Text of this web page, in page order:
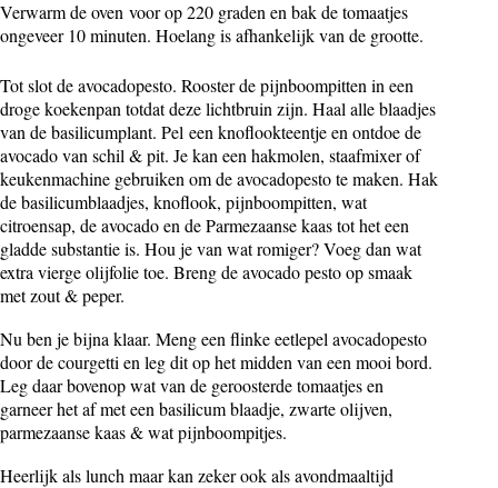
Verwarm de oven voor op 220 graden en bak de tomaatjes
ongeveer 10 minuten. Hoelang is afhankelijk van de grootte.
Tot slot de avocadopesto. Rooster de pijnboompitten in een
droge koekenpan totdat deze lichtbruin zijn. Haal alle blaadjes
van de basilicumplant. Pel een knoflookteentje en ontdoe de
avocado van schil & pit. Je kan een hakmolen, staafmixer of
keukenmachine gebruiken om de avocadopesto te maken. Hak
de basilicumblaadjes, knoflook, pijnboompitten, wat
citroensap, de avocado en de Parmezaanse kaas tot het een
gladde substantie is. Hou je van wat romiger? Voeg dan wat
extra vierge olijfolie toe. Breng de avocado pesto op smaak
met zout & peper.
Nu ben je bijna klaar. Meng een flinke eetlepel avocadopesto
door de courgetti en leg dit op het midden van een mooi bord.
Leg daar bovenop wat van de geroosterde tomaatjes en
garneer het af met een basilicum blaadje, zwarte olijven,
parmezaanse kaas & wat pijnboompitjes.
Heerlijk als lunch maar kan zeker ook als avondmaaltijd